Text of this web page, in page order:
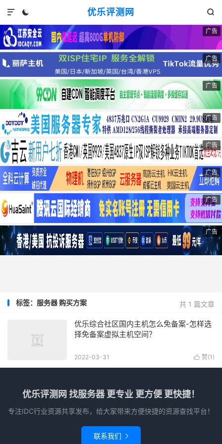
优乐评测网
 

广告
广告
广告
广告
广告
广告
广告
广告
共 1 篇文章
标签：服务器 购买方案
优乐综合社区国内主机怎么免备案-怎样选
择免备案虚拟主机空间？
 赞(1 )
2022-03-31
优乐评测网 找服务器 更专业 更方便 更快捷！
专注IDC行业资源共享发布，给大家带来方便快捷的资源查找平台！
联系我们 